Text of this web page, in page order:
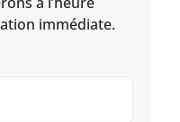
immédiate.